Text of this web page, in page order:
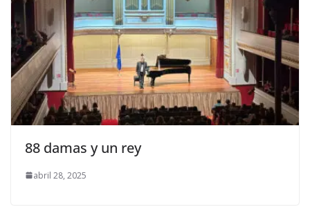
88 damas y un rey
abril 28, 2025